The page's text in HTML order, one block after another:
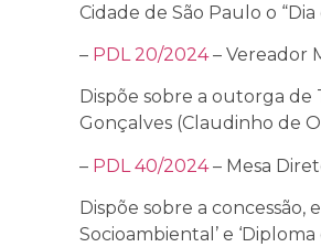
Cidade de São Paulo o
– PDL 20/2024– Vereador
Dispõe sobre a outorga de
Gonçalves (Claudinho de
– PDL 40/2024– Mesa
Dispõe sobre a concessão,
Socioambiental’ e